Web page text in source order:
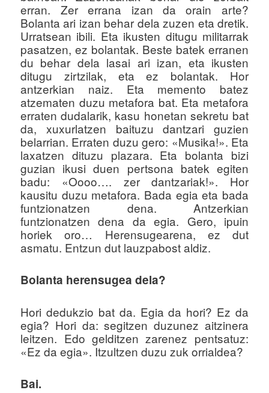
erran. Zer errana izan da orain arte?
Bolanta ari izan behar dela zuzen eta dretik.
Urratsean ibili. Eta ikusten ditugu militarrak
pasatzen, ez bolantak. Beste batek erranen
du behar dela lasai ari izan, eta ikusten
ditugu zirtzilak, eta ez bolantak. Hor
antzerkian naiz. Eta memento batez
atzematen duzu metafora bat. Eta metafora
erraten dudalarik, kasu honetan sekretu bat
da, xuxurlatzen baituzu dantzari guzien
belarrian. Erraten duzu gero: «Musika!». Eta
laxatzen dituzu plazara. Eta bolanta bizi
guzian ikusi duen pertsona batek egiten
badu: «Oooo…. zer dantzariak!». Hor
kausitu duzu metafora. Bada egia eta bada
funtzionatzen dena. Antzerkian
funtzionatzen dena da egia. Gero, ipuin
horiek oro… Herensugearena, ez dut
asmatu. Entzun dut lauzpabost aldiz.
Bolanta herensugea dela?
Hori dedukzio bat da. Egia da hori? Ez da
egia? Hori da: segitzen duzunez aitzinera
leitzen. Edo gelditzen zarenez pentsatuz:
«Ez da egia». Itzultzen duzu zuk orrialdea?
Bai.